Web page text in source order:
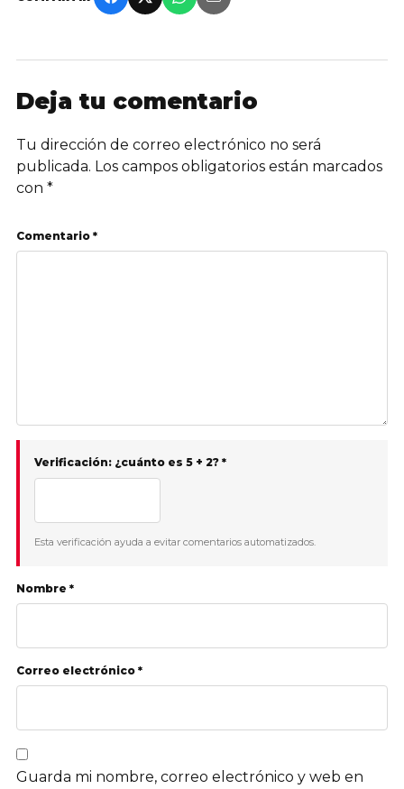
Deja tu comentario
Tu dirección de correo electrónico no será
publicada. Los campos obligatorios están marcados
con *
Comentario *
Verificación: ¿cuánto es 5 + 2? *
Esta verificación ayuda a evitar comentarios automatizados.
Nombre *
Correo electrónico *
Guarda mi nombre, correo electrónico y web en